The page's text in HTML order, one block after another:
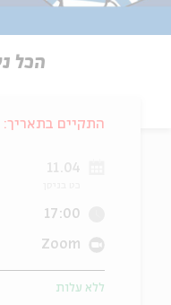
הכל
התקיים בתאריך:
11.04
17:00
Zoom
ללא עלות